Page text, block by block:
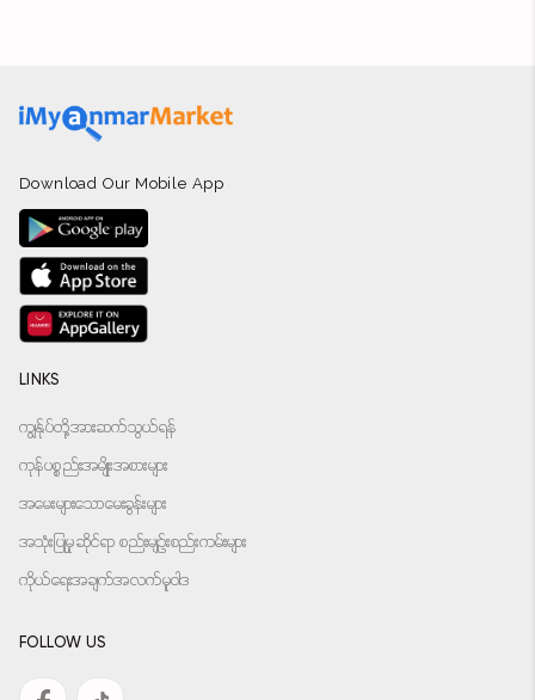
Download Our Mobile App
LINKS
ကျွန်ုပ်တို့အားဆက်သွယ်ရန်
ကုန်ပစ္စည်းအမျိုးအစားများ
အမေးများသောမေးခွန်းများ
အသုံးပြုမှုဆိုင်ရာ စည်းမျဉ်းစည်းကမ်းများ
ကိုယ်ရေးအချက်အလက်မူဝါဒ
FOLLOW US